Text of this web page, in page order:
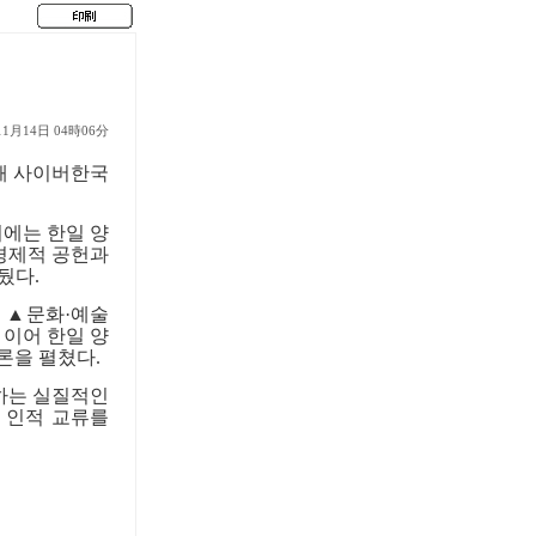
月14日 04時06分
사이버한국
는 한일 양
제적 공헌과
다.
▲ 문화·예술
이어 한일 양
을 펼쳤다.
는 실질적인
인적 교류를